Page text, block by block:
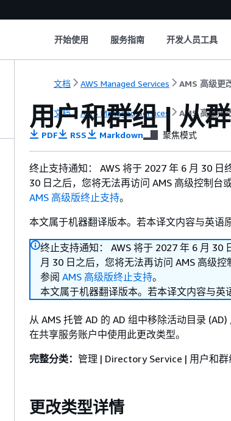
开始使用 服务指南 开发人员工具
文档 AWS Managed Services AMS 高级更
文档 AWS Managed Services AMS 高级更
用户和群组 | 从
PDF RSS Markdown 聚焦模式
终止支持通知： AWS 将于 2027 年 6 月 30 日
30 日之后，您将无法再访问 AMS 高级控制台
AMS 高级版终止支持。
本文属于机器翻译版本。若本译文内容与英语
终止支持通知： AWS 将于 2027 年 6 月 30
月 30 日之后，您将无法再访问 AMS 高级
参阅 AMS 高级版终止支持。
本文属于机器翻译版本。若本译文内容与英
从 AMS 托管 AD 的 AD 组中移除活动目录
在共享服务账户中使用此更改类型。
完整分类： 管理 | Directory Service | 用户和
更改类型详情